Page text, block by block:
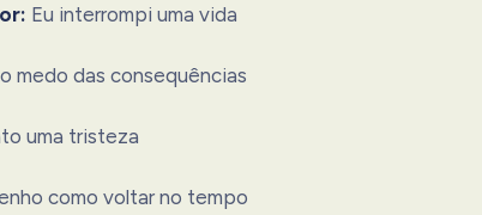
Eu interrompi uma vida
medo das consequências
uma tristeza
como voltar no tempo